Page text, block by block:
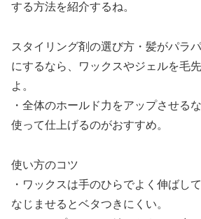
する方法を紹介するね。
スタイリング剤の選び方・髪がパラ
にするなら、ワックスやジェルを毛
よ。
・全体のホールド力をアップさせる
使って仕上げるのがおすすめ。
使い方のコツ
・ワックスは手のひらでよく伸ばし
なじませるとベタつきにくい。